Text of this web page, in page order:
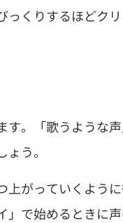
くりするほどクリ
。「歌うような
う。
がっていくよう
で始めるときに